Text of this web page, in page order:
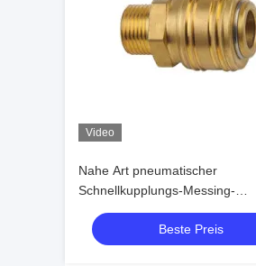
Video
Nahe Art pneumatischer
Schnellkupplungs-Messing-
pneumatisches Schnelltrenn
Beste Preis